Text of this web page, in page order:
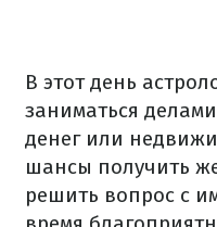
В этот день
заниматься
денег или
шансы получить
решить вопрос с